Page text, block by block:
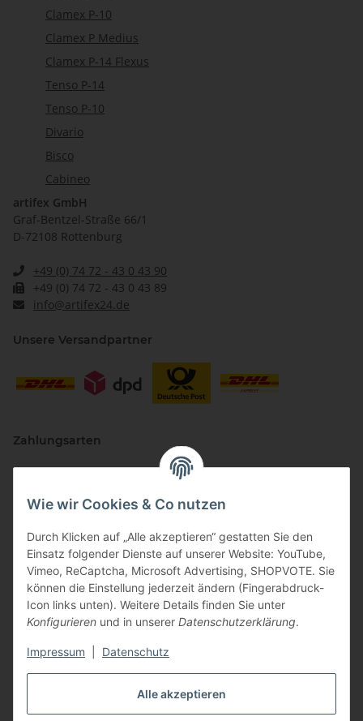
Alle akzeptieren
Wie wir Cookies & Co nutzen
Durch Klicken auf „Alle akzeptieren“ gestatten Sie den
Einsatz folgender Dienste auf unserer Website: YouTube,
Vimeo, ReCaptcha, Microsoft Advertising, SHOPVOTE. Sie
können die Einstellung jederzeit ändern (Fingerabdruck-
Icon links unten). Weitere Details finden Sie unter
Konfigurieren und in unserer Datenschutzerklärung.
Impressum Datenschutz
Clamex P-10
Clamex P Medius
Clamex P-14 Flexus
Tenso P-14
Tenso P-10
Divario
Bisco
Cabineo
artifex GmbH
Graf-Bentzel-Straße 66/1
D-72108 Rottenburg
+49 (0) 74 72 - 43 0 43 90
+49 (0) 74 72 - 43 0 43 89
info@artifex24.de
Unsere Versandpartner
Zahlungsarten
Vertriebspartner